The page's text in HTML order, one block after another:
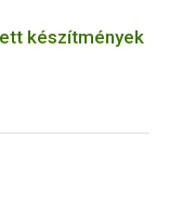
készítmények